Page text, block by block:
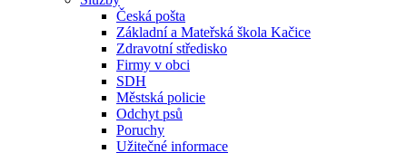
Česká pošta
Základní a Mateřská škola Kačice
Zdravotní středisko
Firmy v obci
SDH
Městská policie
Odchyt psů
Poruchy
Užitečné informace